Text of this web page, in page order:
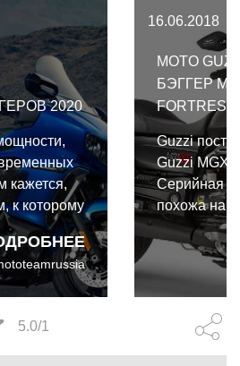
2020
кажется,
к которому
от него
своим
16.06.2018
MOTO
БЭГГЕР
FORTRESS
Guzzi
Guzzi MGX-
Серийная
похожа на
переднего
Бэтмобиля
жесткими
5.0/1